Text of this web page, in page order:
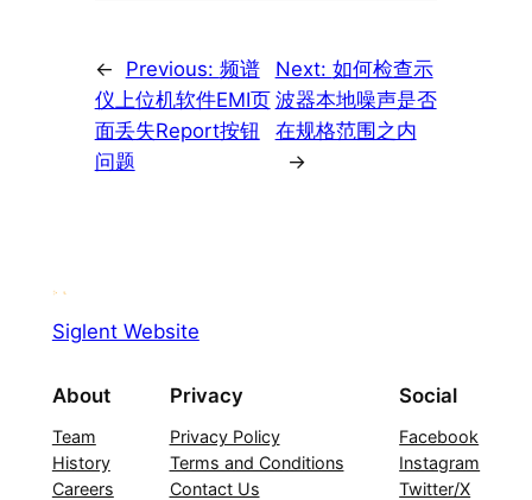
← Previous: 频谱
仪上位机软件EMI页
面丢失Report按钮
问题
Next: 如何检查示
波器本地噪声是否
在规格范围之内
→
Siglent Website
About
Team
History
Careers
Privacy
Privacy Policy
Terms and Conditions
Contact Us
Social
Facebook
Instagram
Twitter/X